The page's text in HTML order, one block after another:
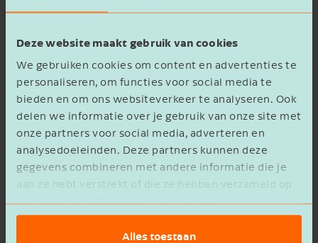
Deze website maakt gebruik van cookies
We gebruiken cookies om content en advertenties te
personaliseren, om functies voor social media te
bieden en om ons websiteverkeer te analyseren. Ook
delen we informatie over je gebruik van onze site met
onze partners voor social media, adverteren en
analysedoeleinden. Deze partners kunnen deze
gegevens combineren met andere informatie die je
aan ze hebt verstrekt of die ze hebben verzameld op
basis van het gebruik van hun services.
Alles toestaan
I agree to theprivacy statement
Verzenden